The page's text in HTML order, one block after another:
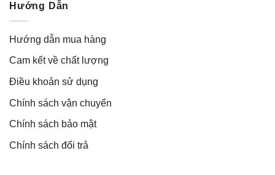
Hướng Dẫn
Hướng dẫn mua hàng
Cam kết về chất lượng
Điều khoản sử dụng
Chính sách vận chuyển
Chính sách bảo mật
Chính sách đổi trả